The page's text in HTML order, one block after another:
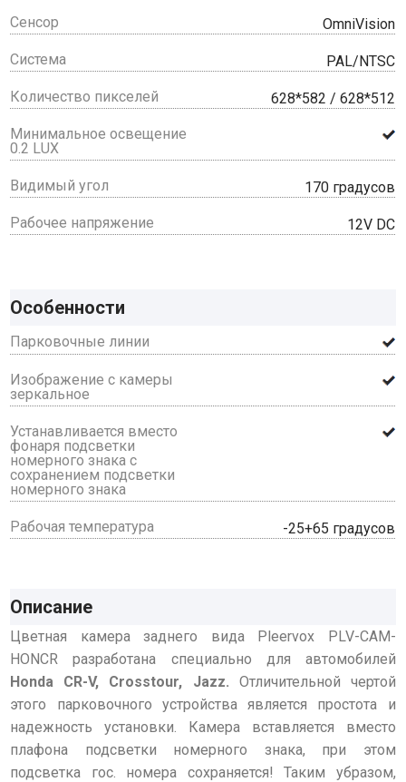
Сенсор OmniVision
Система PAL/NTSC
Количество пикселей 628*582 / 628*512
Минимальное освещение
0.2 LUX
Видимый угол 170 градусов
Рабочее напряжение 12V DC
Особенности
Парковочные линии
Изображение с камеры
зеркальное
Устанавливается вместо
фонаря подсветки
номерного знака с
сохранением подсветки
номерного знака
Рабочая температура -25+65 градусов
Описание
Цветная камера заднего вида Pleervox PLV-CAM-
HONCR разработана специально для автомобилей
Honda CR-V, Crosstour, Jazz. Отличительной чертой
этого парковочного устройства является простота и
надежность установки. Камера вставляется вместо
плафона подсветки номерного знака, при этом
подсветка гос. номера сохраняется! Таким убразом,